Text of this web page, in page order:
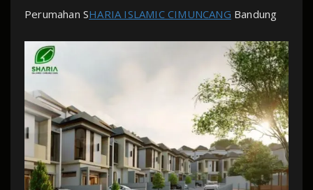
Perumahan SHARIA ISLAMIC CIMUNCANG Bandung